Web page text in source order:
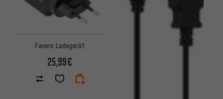
Favero Ladegerät
25,99€